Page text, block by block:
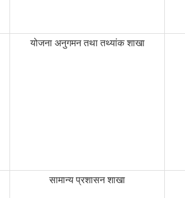
योजना अनुगमन तथा तथ्यांक शाखा
सामान्य प्रशासन शाखा